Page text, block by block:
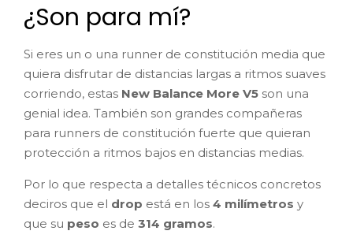
¿Son para mí?
Si eres un o una runner de constitución media que
quiera disfrutar de distancias largas a ritmos suaves
corriendo, estas New Balance More V5 son una
genial idea. También son grandes compañeras
para runners de constitución fuerte que quieran
protección a ritmos bajos en distancias medias.
Por lo que respecta a detalles técnicos concretos
deciros que el drop está en los 4 milímetros y
que su peso es de 314 gramos.